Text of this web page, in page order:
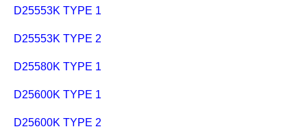
D25553K TYPE 1
D25553K TYPE 2
D25580K TYPE 1
D25600K TYPE 1
D25600K TYPE 2